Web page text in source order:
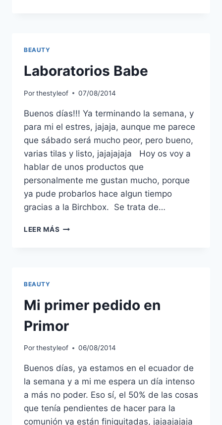
BEAUTY
Laboratorios Babe
Porthestyleof 07/08/2014
Buenos días!!! Ya terminando la semana, y
para mi el estres, jajaja, aunque me parece
que sábado será mucho peor, pero bueno,
varias tilas y listo, jajajajaja Hoy os voy a
hablar de unos productos que
personalmente me gustan mucho, porque
ya pude probarlos hace algun tiempo
gracias a la Birchbox. Se trata de…
LEER MÁS LABORATORIOS
BEAUTY
Mi primer pedido en
Primor
Porthestyleof 06/08/2014
Buenos días, ya estamos en el ecuador de
la semana y a mi me espera un día intenso
a más no poder. Eso sí, el 50% de las cosas
que tenía pendientes de hacer para la
comunión ya están finiquitadas, jajaajajaja